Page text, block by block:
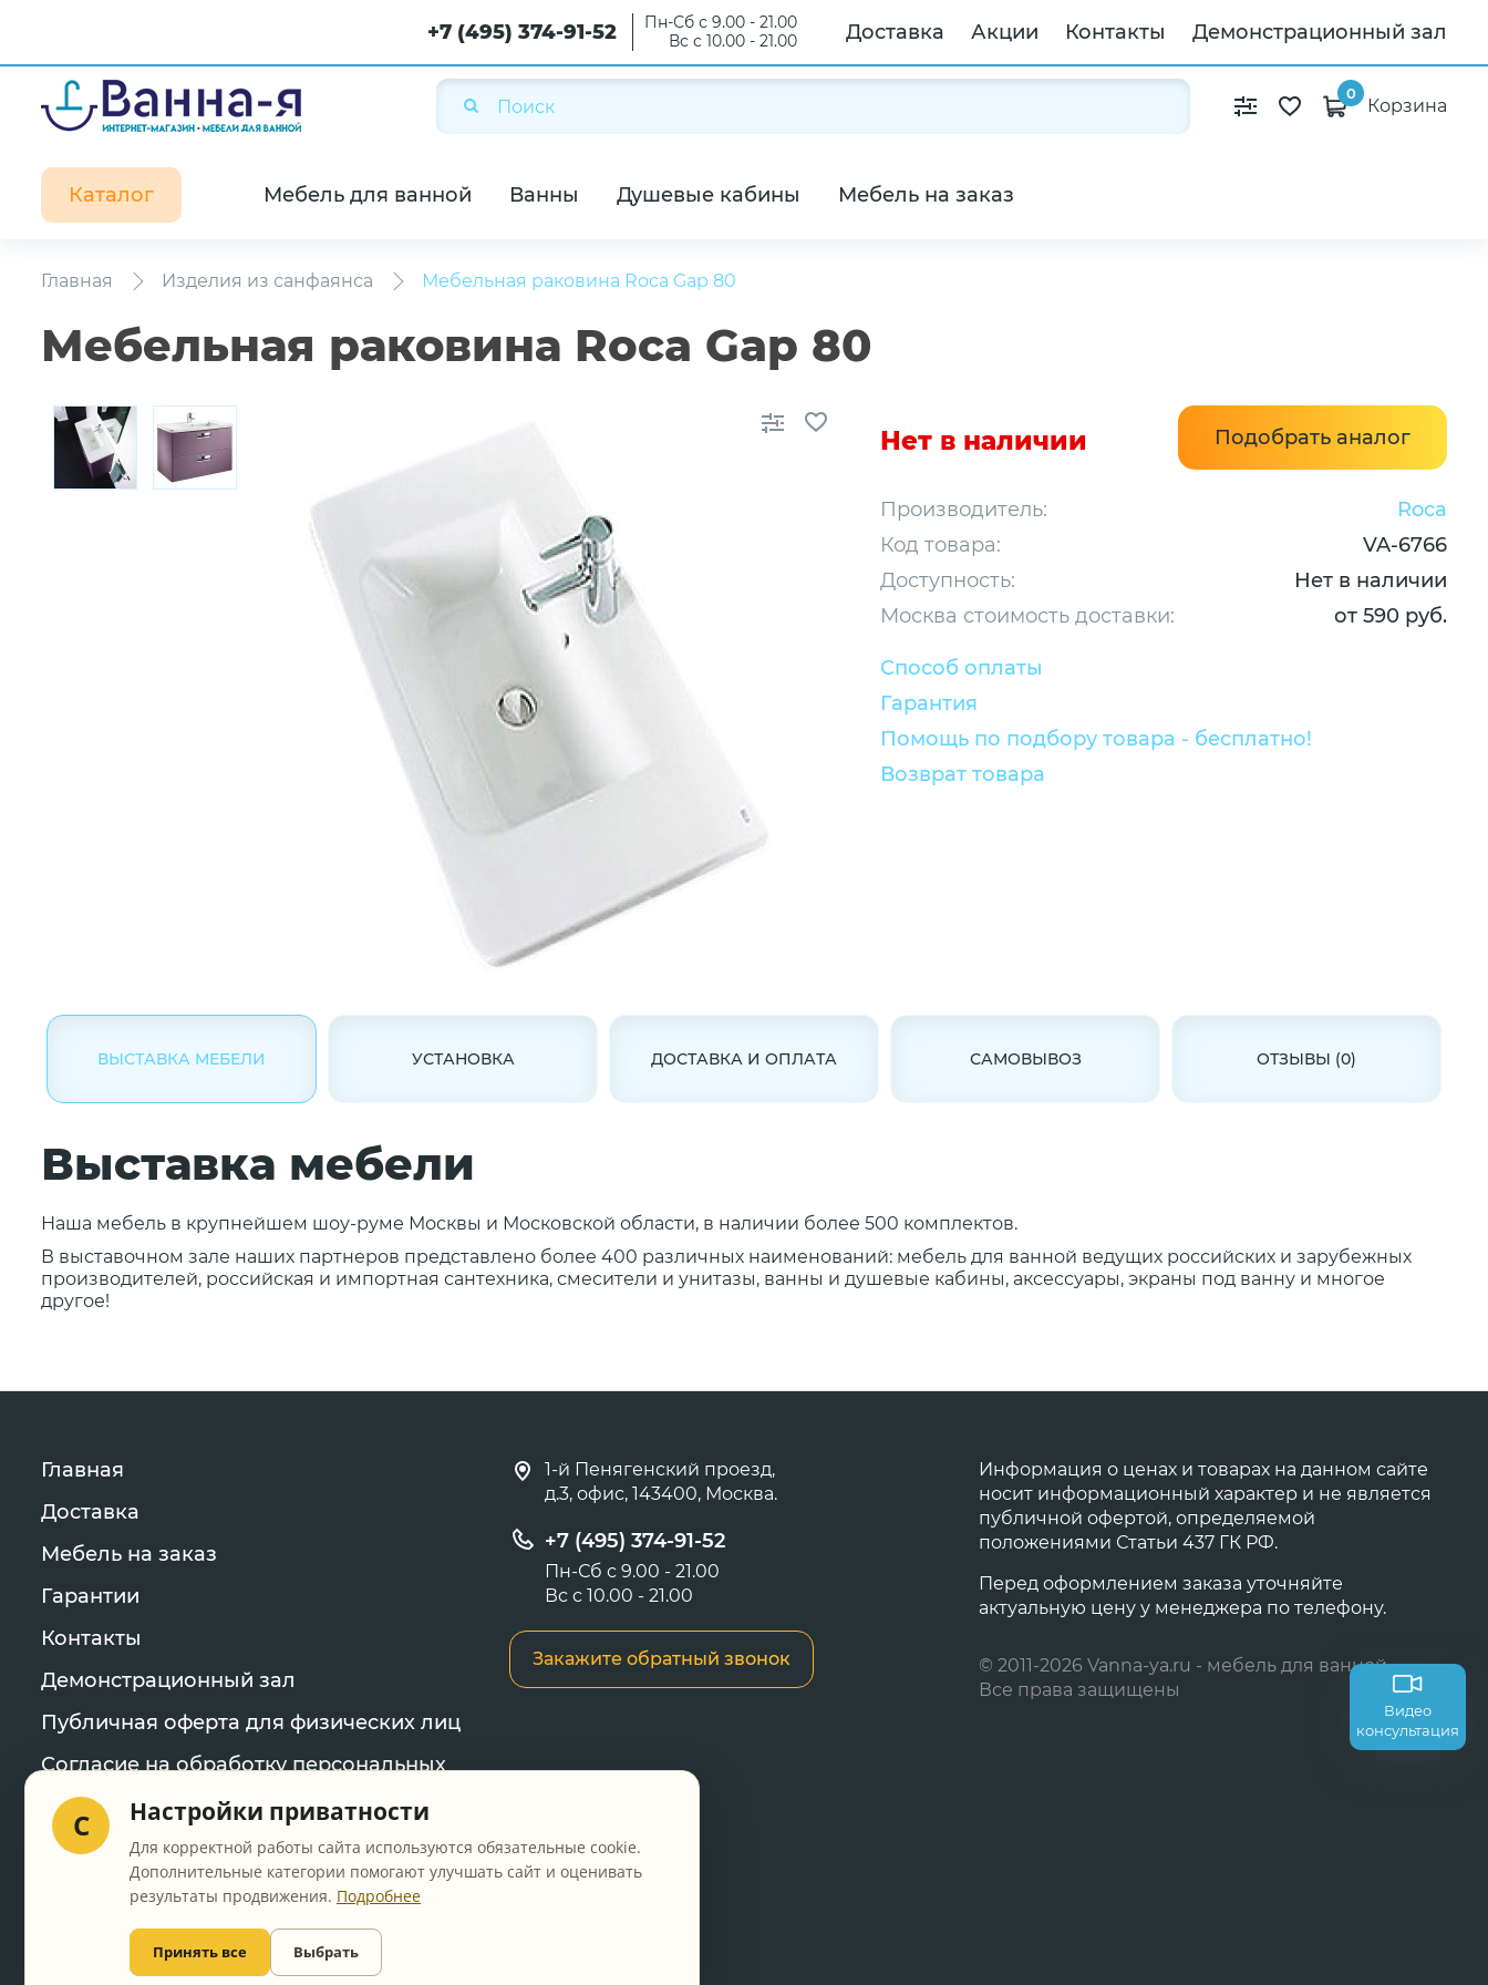
+7 (495) 374-91-52
Пн-Сб с 9.00 - 21.00
Вс с 10.00 - 21.00
Доставка Акции Контакты Демонстрационный зал
0
Корзина
Каталог Мебель для ванной Ванны Душевые кабины Мебель на заказ
Главная Изделия из санфаянса Мебельная раковина Roca Gap 80
Мебельная раковина Roca Gap 80
Нет в наличии Подобрать аналог
Производитель:
Roca
Код товара:
VA-6766
Доступность:
Нет в наличии
Москва стоимость доставки:
от 590 руб.
Способ оплаты
Гарантия
Помощь по подбору товара - бесплатно!
Возврат товара
ВЫСТАВКА МЕБЕЛИ УСТАНОВКА ДОСТАВКА И ОПЛАТА САМОВЫВОЗ ОТЗЫВЫ (0)
Выставка мебели
Наша мебель в крупнейшем шоу-руме Москвы и Московской области, в наличии более 500 комплектов.
В выставочном зале наших партнеров представлено более 400 различных наименований: мебель для ванной ведущих российских и зарубежных
производителей, российская и импортная сантехника, смесители и унитазы, ванны и душевые кабины, аксессуары, экраны под ванну и многое
другое!
Видео
консультация
Главная
Доставка
Мебель на заказ
Гарантии
Контакты
Демонстрационный зал
Публичная оферта для физических лиц
Согласие на обработку персональных
Политика конфиденциальности
Уведомление об использовании файлов
Настройки cookie
1-й Пенягенский проезд,
д.3, офис, 143400, Москва.
+7 (495) 374-91-52
Пн-Сб с 9.00 - 21.00
Вс с 10.00 - 21.00
Закажите обратный звонок
Информация о ценах и товарах на данном сайте
носит информационный характер и не является
публичной офертой, определяемой
положениями Статьи 437 ГК РФ.
Перед оформлением заказа уточняйте
актуальную цену у менеджера по телефону.
© 2011-2026 Vanna-ya.ru - мебель для ванной
Все права защищены
C Настройки приватности
Для корректной работы сайта используются обязательные cookie.
Дополнительные категории помогают улучшать сайт и оценивать
результаты продвижения. Подробнее
Принять все Выбрать